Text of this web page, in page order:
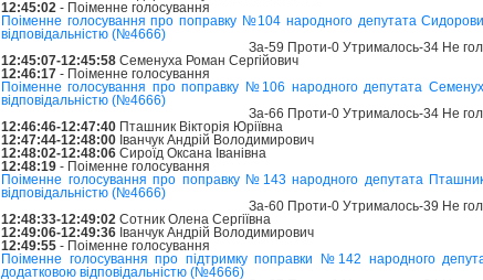
12:45:02 - Поіменне голосування
Поіменне голосування про поправку №104 народного депутата
відповідальністю (№4666)
За-59 Проти-0 Утрималось-34 Не
12:45:07-12:45:58 Семенуха Роман Сергійович
12:46:17 - Поіменне голосування
Поіменне голосування про поправку №106 народного депутата
відповідальністю (№4666)
За-66 Проти-0 Утрималось-34 Не
12:46:46-12:47:40 Пташник Вікторія Юріївна
12:47:44-12:48:00 Іванчук Андрій Володимирович
12:48:02-12:48:06 Сироїд Оксана Іванівна
12:48:19 - Поіменне голосування
Поіменне голосування про поправку №143 народного депутата
відповідальністю (№4666)
За-60 Проти-0 Утрималось-39 Не
12:48:33-12:49:02 Сотник Олена Сергіївна
12:49:06-12:49:36 Іванчук Андрій Володимирович
12:49:55 - Поіменне голосування
Поіменне голосування про підтримку поправки №142 народного
додатковою відповідальністю (№4666)